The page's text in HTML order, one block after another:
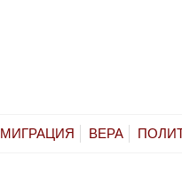
МИГРАЦИЯ ВЕРА